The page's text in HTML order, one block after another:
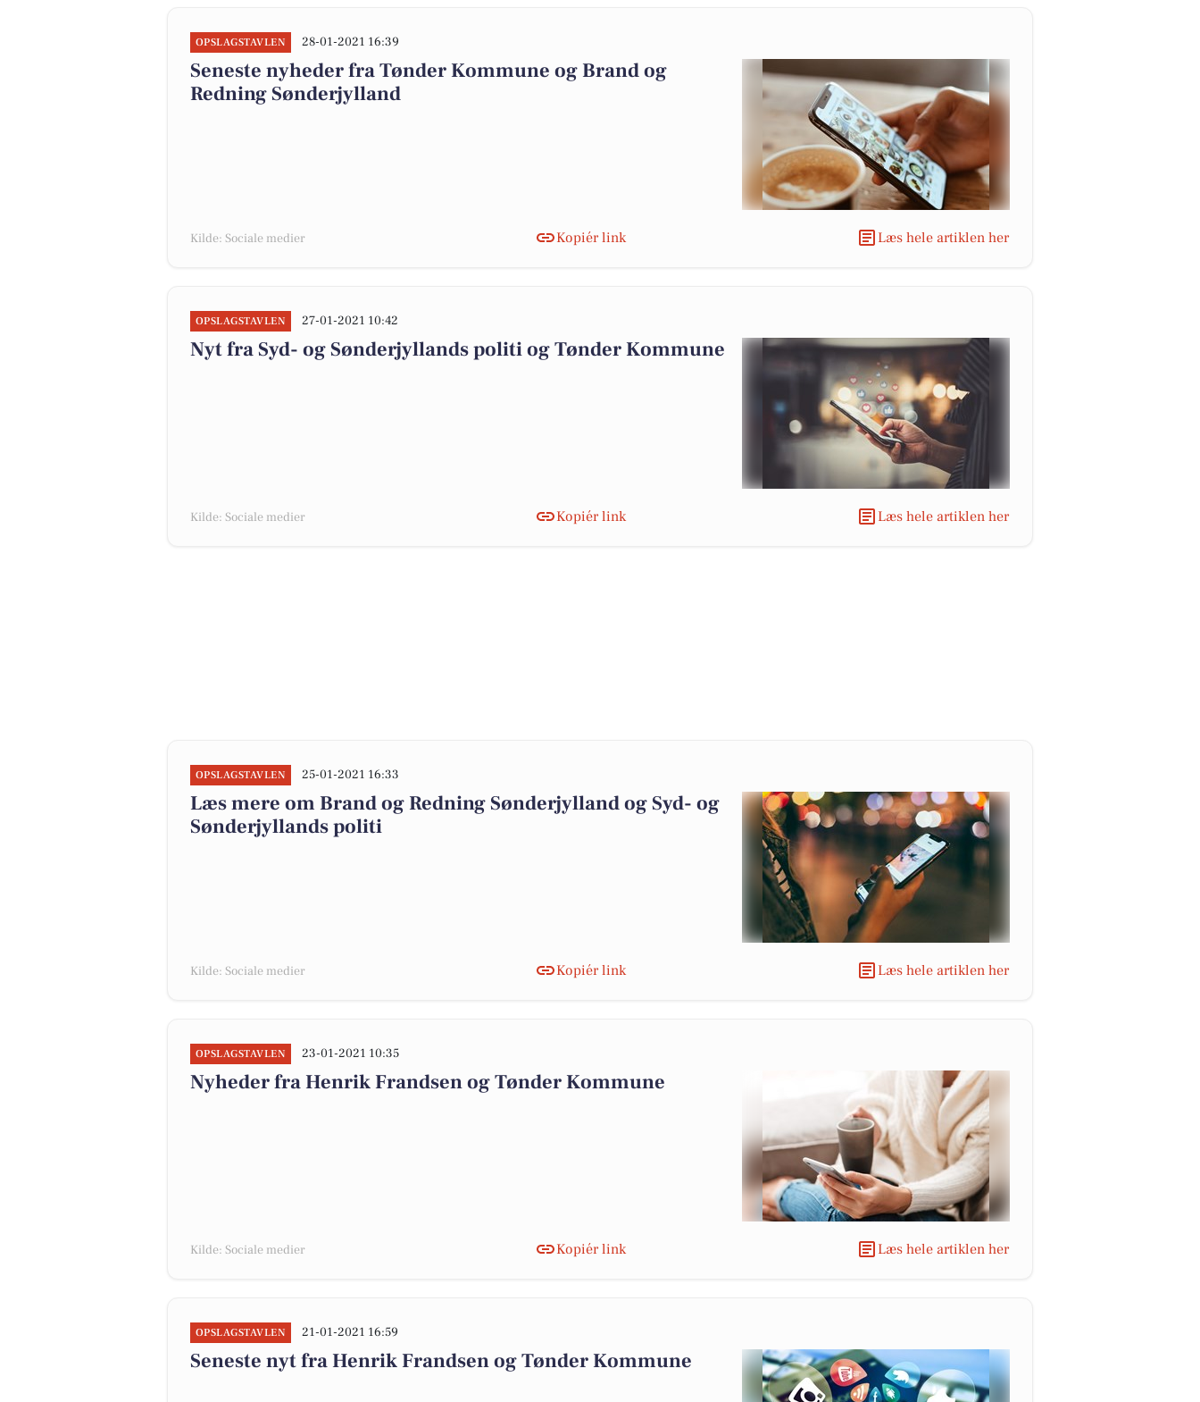
OPSLAGSTAVLEN 28-01-2021 16:39
Seneste nyheder fra Tønder Kommune og Brand og
Redning Sønderjylland
Kilde: Sociale medier Kopiér link Læs hele artiklen her
OPSLAGSTAVLEN 27-01-2021 10:42
Nyt fra Syd- og Sønderjyllands politi og Tønder Kommune
Kilde: Sociale medier Kopiér link Læs hele artiklen her
OPSLAGSTAVLEN 25-01-2021 16:33
Læs mere om Brand og Redning Sønderjylland og Syd- og
Sønderjyllands politi
Kilde: Sociale medier Kopiér link Læs hele artiklen her
OPSLAGSTAVLEN 23-01-2021 10:35
Nyheder fra Henrik Frandsen og Tønder Kommune
Kilde: Sociale medier Kopiér link Læs hele artiklen her
OPSLAGSTAVLEN 21-01-2021 16:59
Seneste nyt fra Henrik Frandsen og Tønder Kommune